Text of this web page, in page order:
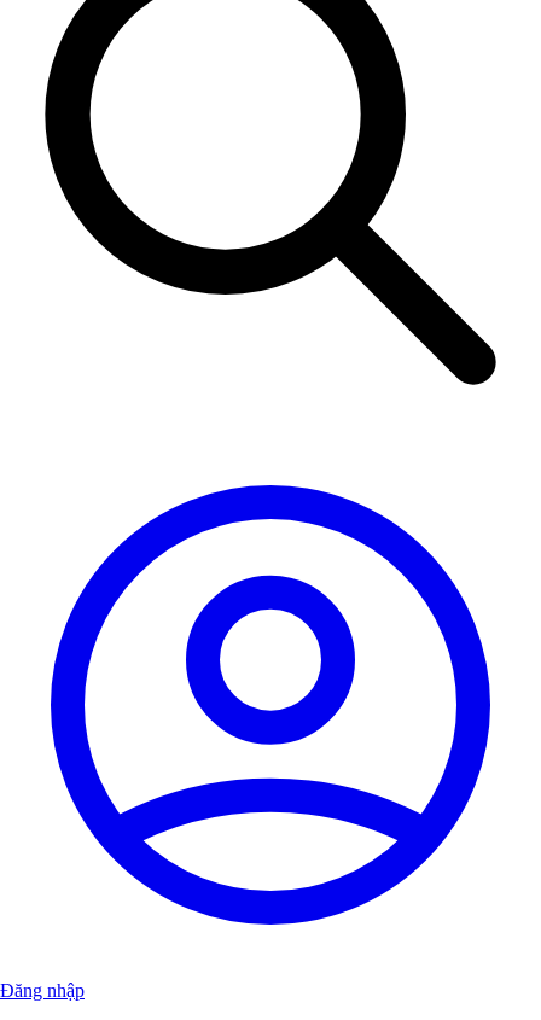
Đăng nhập